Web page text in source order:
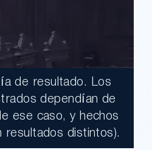
al Condado de Los
de resultado. Los
dependían de
ese caso, y hechos
resultados distintos).